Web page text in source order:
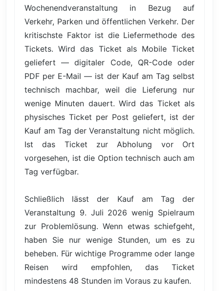
Wochenendveranstaltung in Bezug auf
Verkehr, Parken und öffentlichen Verkehr. Der
kritischste Faktor ist die Liefermethode des
Tickets. Wird das Ticket als Mobile Ticket
geliefert — digitaler Code, QR-Code oder
PDF per E-Mail — ist der Kauf am Tag selbst
technisch machbar, weil die Lieferung nur
wenige Minuten dauert. Wird das Ticket als
physisches Ticket per Post geliefert, ist der
Kauf am Tag der Veranstaltung nicht möglich.
Ist das Ticket zur Abholung vor Ort
vorgesehen, ist die Option technisch auch am
Tag verfügbar.
Schließlich lässt der Kauf am Tag der
Veranstaltung 9. Juli 2026 wenig Spielraum
zur Problemlösung. Wenn etwas schiefgeht,
haben Sie nur wenige Stunden, um es zu
beheben. Für wichtige Programme oder lange
Reisen wird empfohlen, das Ticket
mindestens 48 Stunden im Voraus zu kaufen.